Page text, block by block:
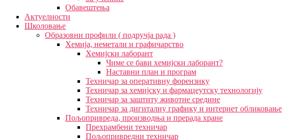
Обавештења
Актуелности
Школовање
Образовни профили ( подручја рада )
Хемија, неметали и графичарство
Хемијски лаборант
Чиме се бави хемијски лаборант?
Наставни план и програм
Техничар за оперативну форензику
Техничар за хемијску и фармацеутску технологију
Техничар за заштиту животне средине
Техничар за дигиталну графику и интернет обликовање
Пољопривреда, производња и прерада хране
Прехрамбени техничар
Пољопривредни техничар